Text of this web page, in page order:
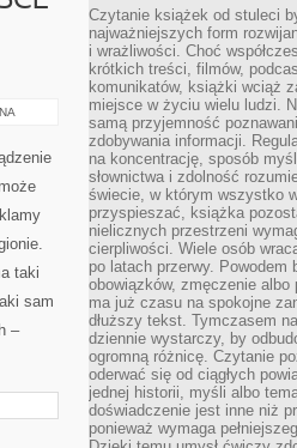
taki
sam
–
Czytanie książek od stuleci
najważniejszych form
i wrażliwości. Choć
krótkich treści, filmów,
komunikatów, książki wciąż
miejsce w życiu wielu ludzi.
samą przyjemność
zdobywania informacji.
na koncentrację, sposób
słownictwa i zdolność
świecie, w którym wszystko
przyspieszać, książka
nielicznych przestrzeni
cierpliwości. Wiele osób
po latach przerwy. Powodem
obowiązków, zmęczenie albo
ma już czasu na spokojne
dłuższy tekst. Tymczasem
dziennie wystarczy, by
ogromną różnicę. Czytanie
oderwać się od ciągłych
jednej historii, myśli albo
doświadczenie jest inne niż
ponieważ wymaga